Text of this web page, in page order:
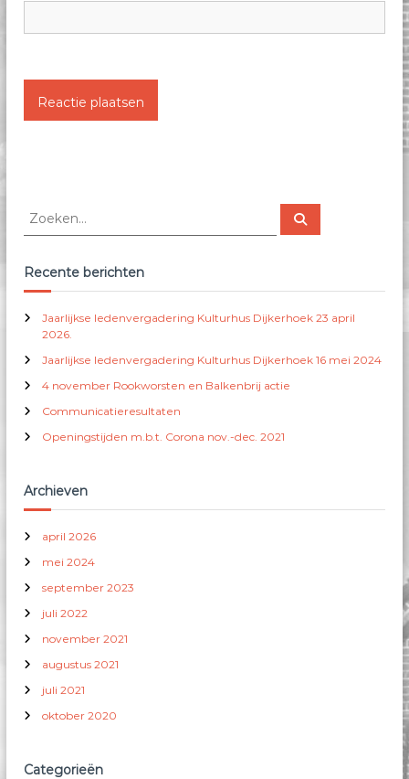
Z
k
e
n
a
r
:
Z
Recente berichten
Jaarlijkse ledenvergadering Kulturhus Dijkerhoek 23 april
2026.
Jaarlijkse ledenvergadering Kulturhus Dijkerhoek 16 mei 2024
4 november Rookworsten en Balkenbrij actie
Communicatieresultaten
Openingstijden m.b.t. Corona nov.-dec. 2021
Archieven
april 2026
mei 2024
september 2023
juli 2022
november 2021
augustus 2021
juli 2021
oktober 2020
Categorieën